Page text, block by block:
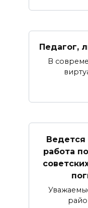
Педагог,
В
Ведется
работа